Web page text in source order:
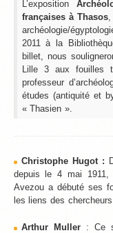
L’exposition
françaises à Thasos,
archéologie/
2011 à la
billet, nous
Lille 3 aux fouilles
professeur
études (antiquité et
« Thasien ».
Christophe Hugot :
depuis le 4 mai 1911,
Avezou a débuté ses
les liens des
Arthur Muller: Ce